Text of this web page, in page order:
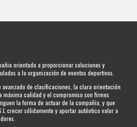
orientada a proporcionar soluciones y
a la organización de eventos deportivos.
de clasificaciones, la clara orientación
máxima calidad y el compromiso son firmes
la forma de actuar de la compañia, y que
crecer sólidamente y aportar auténtico valor a